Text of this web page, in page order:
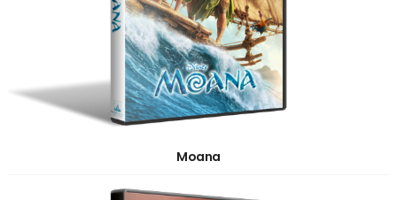
Moana